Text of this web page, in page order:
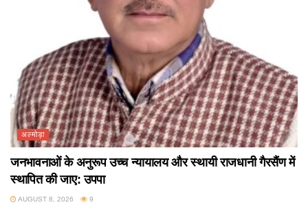
अल्मोड़ा
जनभावनाओं के अनुरूप उच्च न्यायालय और स्थायी राजधानी गैरसैंण में
स्थापित की जाए: उपपा
AUGUST 8, 2026 9